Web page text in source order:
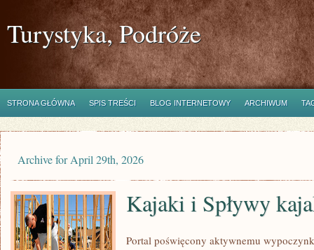
Turystyka, Podróże
STRONA GŁÓWNA SPIS TREŚCI BLOG INTERNETOWY ARCHIWUM
Archive for April 29th, 2026
Kajaki i Spływy
Portal poświęcony aktywnemu